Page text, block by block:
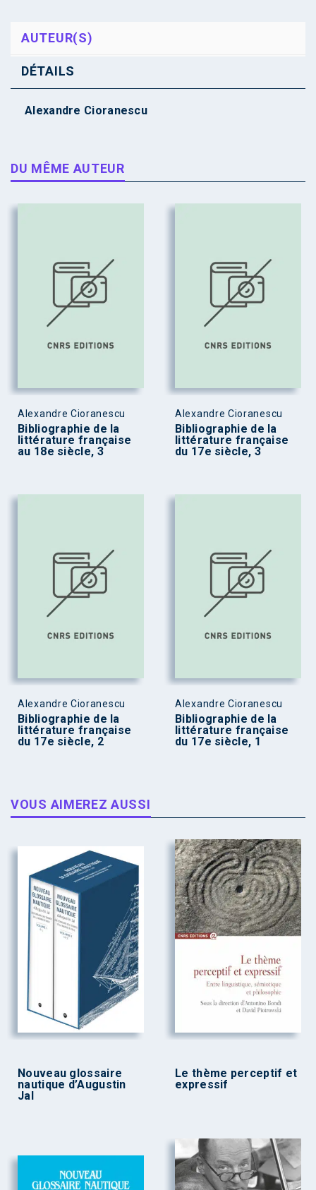
AUTEUR(S)
DÉTAILS
Alexandre Cioranescu
DU MÊME AUTEUR
Alexandre Cioranescu
Bibliographie de la
littérature française
au 18e siècle, 3
Alexandre Cioranescu
Bibliographie de la
littérature française
du 17e siècle, 3
Alexandre Cioranescu
Bibliographie de la
littérature française
du 17e siècle, 2
Alexandre Cioranescu
Bibliographie de la
littérature française
du 17e siècle, 1
VOUS AIMEREZ AUSSI
Nouveau glossaire
nautique d’Augustin
Jal
Le thème perceptif et
expressif